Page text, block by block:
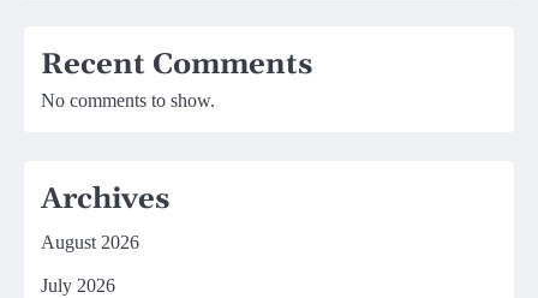
Recent Comments
No comments to show.
Archives
August 2026
July 2026